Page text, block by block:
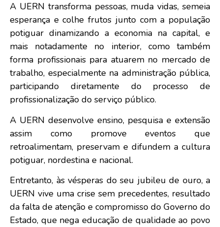
A UERN transforma pessoas, muda vidas, semeia
esperança e colhe frutos junto com a população
potiguar dinamizando a economia na capital, e
mais notadamente no interior, como também
forma profissionais para atuarem no mercado de
trabalho, especialmente na administração pública,
participando diretamente do processo de
profissionalização do serviço público.
A UERN desenvolve ensino, pesquisa e extensão
assim como promove eventos que
retroalimentam, preservam e difundem a cultura
potiguar, nordestina e nacional.
Entretanto, às vésperas do seu jubileu de ouro, a
UERN vive uma crise sem precedentes, resultado
da falta de atenção e compromisso do Governo do
Estado, que nega educação de qualidade ao povo